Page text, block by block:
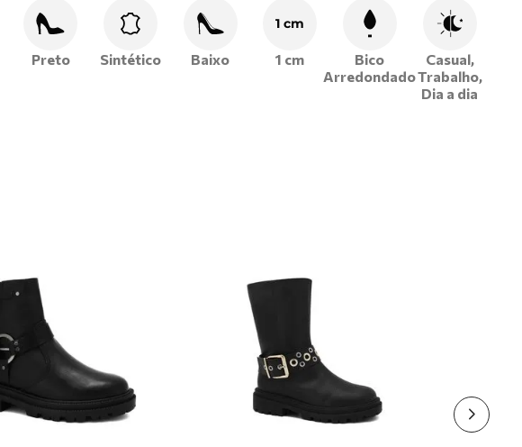
o uso.
Preto Sintético Baixo
1 cm
1 cm
Bico
Arredondado
Casual,
Trabalho,
Dia a dia